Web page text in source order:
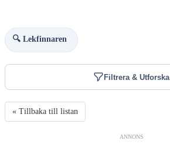
🔍 Lekfinnaren
Filtrera & Utforska
« Tillbaka till listan
ANNONS